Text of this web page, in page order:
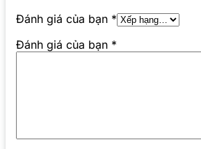
Đánh giá của bạn *
Đánh giá của bạn *